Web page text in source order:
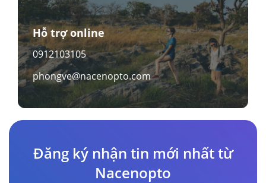
Hỗ trợ online
0912103105
phongve@nacenopto.com
Đăng ký nhận tin mới nhất từ
Nacenopto